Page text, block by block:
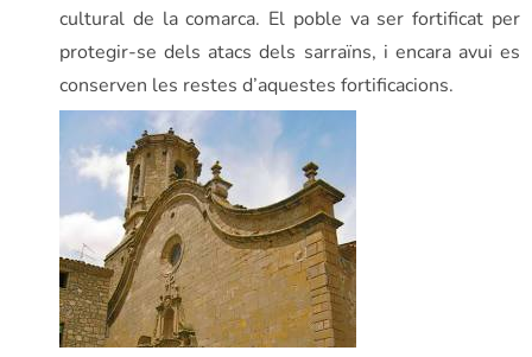
cultural de la comarca. El poble va ser fortificat per
protegir-se dels atacs dels sarraïns, i encara avui es
conserven les restes d’aquestes fortificacions.